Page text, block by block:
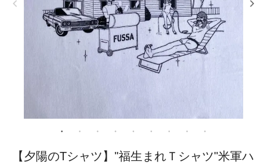
【夕陽のTシャツ】"福生まれＴシャツ"米軍ハ